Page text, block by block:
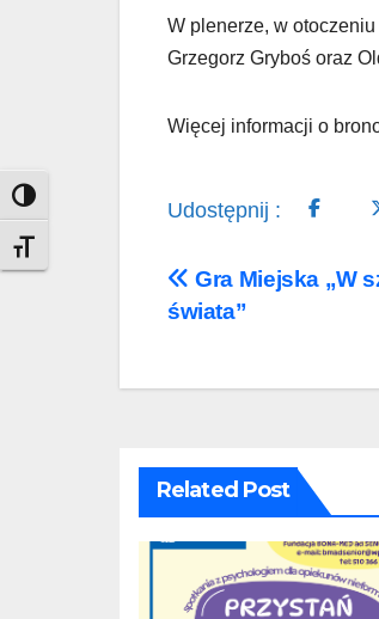
Toggle High Contrast
Toggle Font size
W plenerze, w
Grzegorz Gryboś oraz
Więcej informacji o
Udostępnij :
Nawigacja
Gra Miejska „W
świata”
Related Post